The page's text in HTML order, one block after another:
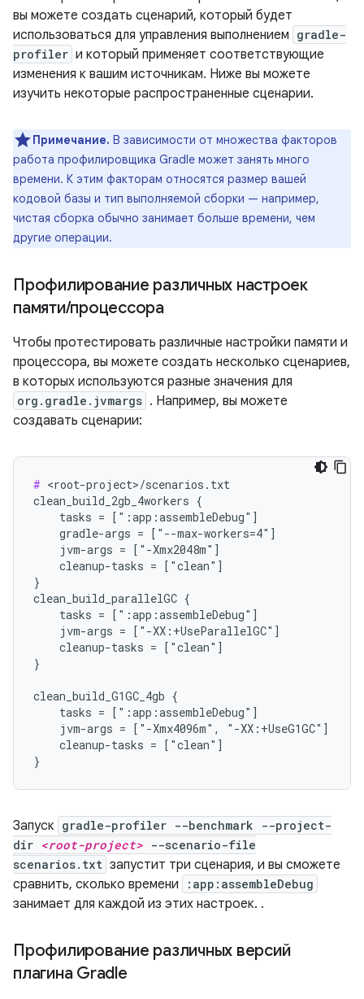
вы можете создать сценарий, который будет
использоваться для управления выполнением gradle-
profiler и который применяет соответствующие
изменения к вашим источникам. Ниже вы можете
изучить некоторые распространенные сценарии.
Примечание. В зависимости от множества факторов
работа профилировщика Gradle может занять много
времени. К этим факторам относятся размер вашей
кодовой базы и тип выполняемой сборки — например,
чистая сборка обычно занимает больше времени, чем
другие операции.
Профилирование различных настроек
памяти/процессора
Чтобы протестировать различные настройки памяти и
процессора, вы можете создать несколько сценариев,
в которых используются разные значения для
org.gradle.jvmargs . Например, вы можете
создавать сценарии:
# <root-project>/scenarios.txt
clean_build_2gb_4workers {
    tasks = [":app:assembleDebug"]
    gradle-args = ["--max-workers=4"]
    jvm-args = ["-Xmx2048m"]
    cleanup-tasks = ["clean"]
}
clean_build_parallelGC {
    tasks = [":app:assembleDebug"]
    jvm-args = ["-XX:+UseParallelGC"]
    cleanup-tasks = ["clean"]
}
clean_build_G1GC_4gb {
    tasks = [":app:assembleDebug"]
    jvm-args = ["-Xmx4096m", "-XX:+UseG1GC"]
    cleanup-tasks = ["clean"]
Запуск gradle-profiler --benchmark --project-
dir <root-project> --scenario-file
scenarios.txt запустит три сценария, и вы сможете
сравнить, сколько времени
:app:assembleDebug
занимает для каждой из этих настроек. .
Профилирование различных версий
плагина Gradle